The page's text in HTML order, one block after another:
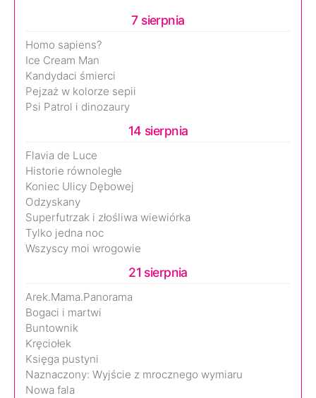
7 sierpnia
Homo sapiens?
Ice Cream Man
Kandydaci śmierci
Pejzaż w kolorze sepii
Psi Patrol i dinozaury
14 sierpnia
Flavia de Luce
Historie równoległe
Koniec Ulicy Dębowej
Odzyskany
Superfutrzak i złośliwa wiewiórka
Tylko jedna noc
Wszyscy moi wrogowie
21 sierpnia
Arek.Mama.Panorama
Bogaci i martwi
Buntownik
Kręciołek
Księga pustyni
Naznaczony: Wyjście z mrocznego wymiaru
Nowa fala